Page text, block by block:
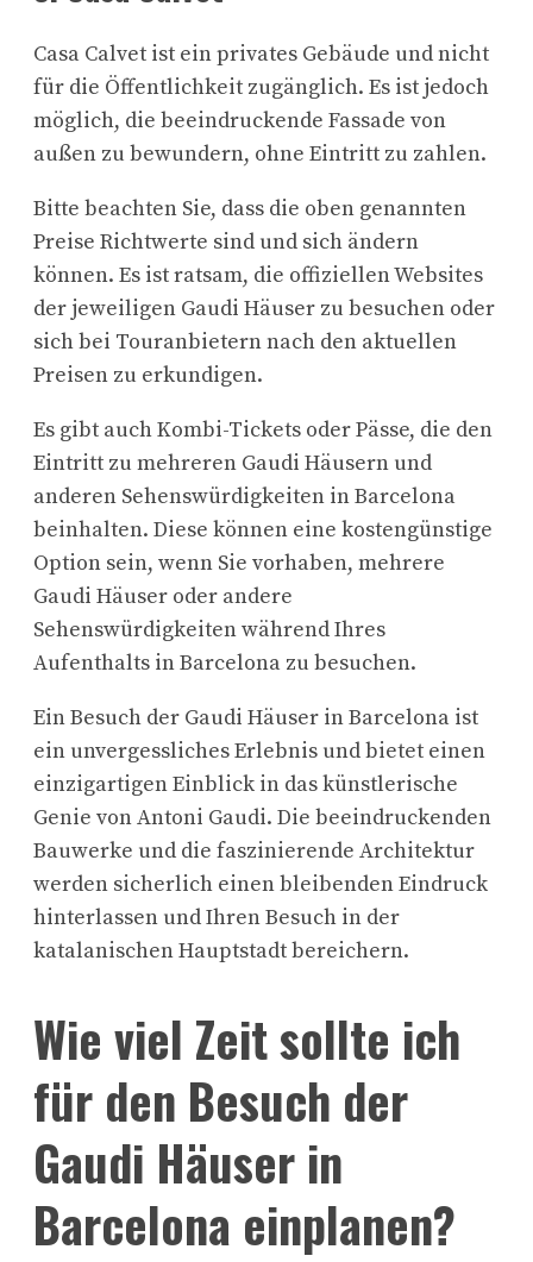
Casa Calvet ist ein privates Gebäude und nicht
für die Öffentlichkeit zugänglich. Es ist jedoch
möglich, die beeindruckende Fassade von
außen zu bewundern, ohne Eintritt zu zahlen.
Bitte beachten Sie, dass die oben genannten
Preise Richtwerte sind und sich ändern
können. Es ist ratsam, die offiziellen Websites
der jeweiligen Gaudi Häuser zu besuchen oder
sich bei Touranbietern nach den aktuellen
Preisen zu erkundigen.
Es gibt auch Kombi-Tickets oder Pässe, die den
Eintritt zu mehreren Gaudi Häusern und
anderen Sehenswürdigkeiten in Barcelona
beinhalten. Diese können eine kostengünstige
Option sein, wenn Sie vorhaben, mehrere
Gaudi Häuser oder andere
Sehenswürdigkeiten während Ihres
Aufenthalts in Barcelona zu besuchen.
Ein Besuch der Gaudi Häuser in Barcelona ist
ein unvergessliches Erlebnis und bietet einen
einzigartigen Einblick in das künstlerische
Genie von Antoni Gaudi. Die beeindruckenden
Bauwerke und die faszinierende Architektur
werden sicherlich einen bleibenden Eindruck
hinterlassen und Ihren Besuch in der
katalanischen Hauptstadt bereichern.
Wie viel Zeit sollte ich
für den Besuch der
Gaudi Häuser in
Barcelona einplanen?